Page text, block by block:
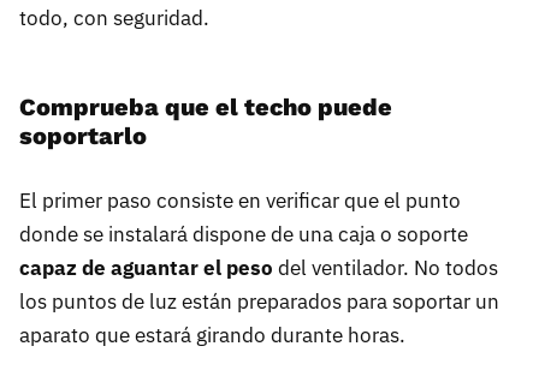
todo, con seguridad.
Comprueba que el techo puede
soportarlo
El primer paso consiste en verificar que el punto
donde se instalará dispone de una caja o soporte
capaz de aguantar el peso del ventilador. No todos
los puntos de luz están preparados para soportar un
aparato que estará girando durante horas.